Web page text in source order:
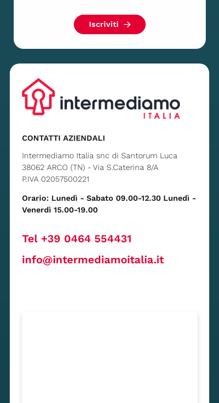
Iscriviti
CONTATTI AZIENDALI
Intermediamo Italia snc di Santorum Luca
38062 ARCO (TN) - Via S.Caterina 8/A
P.IVA 02057500221
Orario: Lunedì - Sabato 09.00-12.30 Lunedì -
Venerdì 15.00-19.00
Tel +39 0464 554431
info@intermediamoitalia.it